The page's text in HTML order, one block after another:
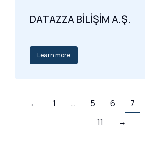
DATAZZA BİLİŞİM A.Ş.
Learn more
← 1 … 5 6 7
11
→